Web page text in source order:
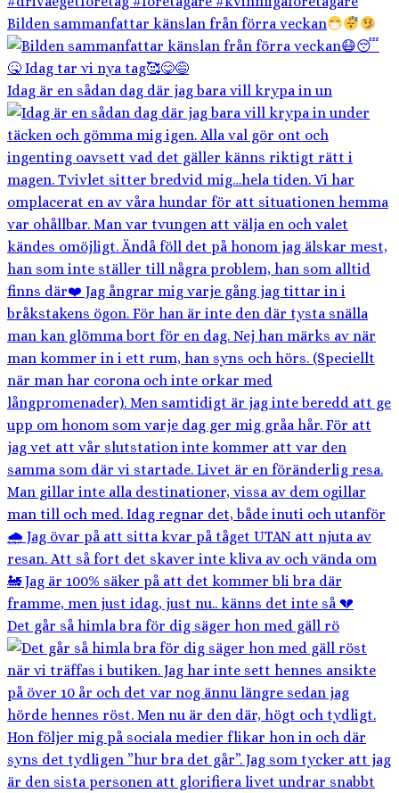
Bilden sammanfattar känslan från förra veckan
Idag är en sådan dag där jag bara vill krypa in un
Det går så himla bra för dig säger hon med gäll rö